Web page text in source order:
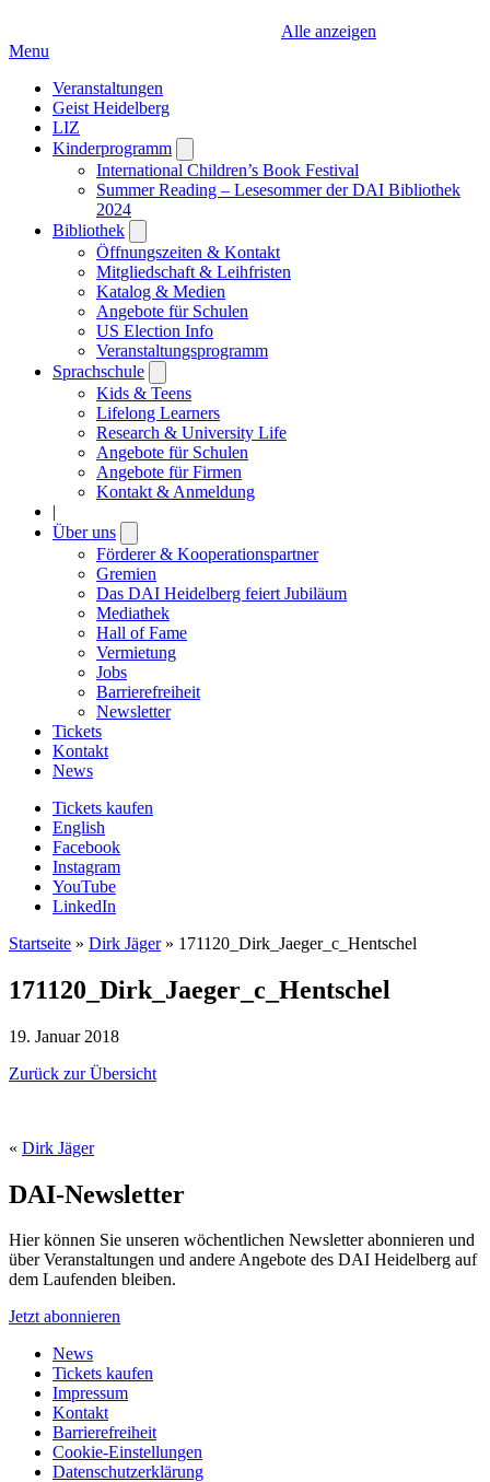
Alle anzeigen
Menu
Veranstaltungen
Geist Heidelberg
LIZ
Kinderprogramm
submenu
International Children’s Book Festival
Summer Reading – Lesesommer der DAI Bibliothek
2024
Bibliothek
submenu
Öffnungszeiten & Kontakt
Mitgliedschaft & Leihfristen
Katalog & Medien
Angebote für Schulen
US Election Info
Veranstaltungsprogramm
Sprachschule
submenu
Kids & Teens
Lifelong Learners
Research & University Life
Angebote für Schulen
Angebote für Firmen
Kontakt & Anmeldung
|
Über uns
submenu
Förderer & Kooperationspartner
Gremien
Das DAI Heidelberg feiert Jubiläum
Mediathek
Hall of Fame
Vermietung
Jobs
Barrierefreiheit
Newsletter
Tickets
Kontakt
News
Tickets kaufen
English
Facebook
Instagram
YouTube
LinkedIn
Startseite » Dirk Jäger» 171120_Dirk_Jaeger_c_Hentschel
171120_Dirk_Jaeger_c_Hentschel
19. Januar 2018
Zurück zur Übersicht
« Dirk Jäger
DAI-Newsletter
Hier können Sie unseren wöchentlichen Newsletter abonnieren und
über Veranstaltungen und andere Angebote des DAI Heidelberg auf
dem Laufenden bleiben.
Jetzt abonnieren
News
Tickets kaufen
Impressum
Kontakt
Barrierefreiheit
Cookie-Einstellungen
Datenschutzerklärung